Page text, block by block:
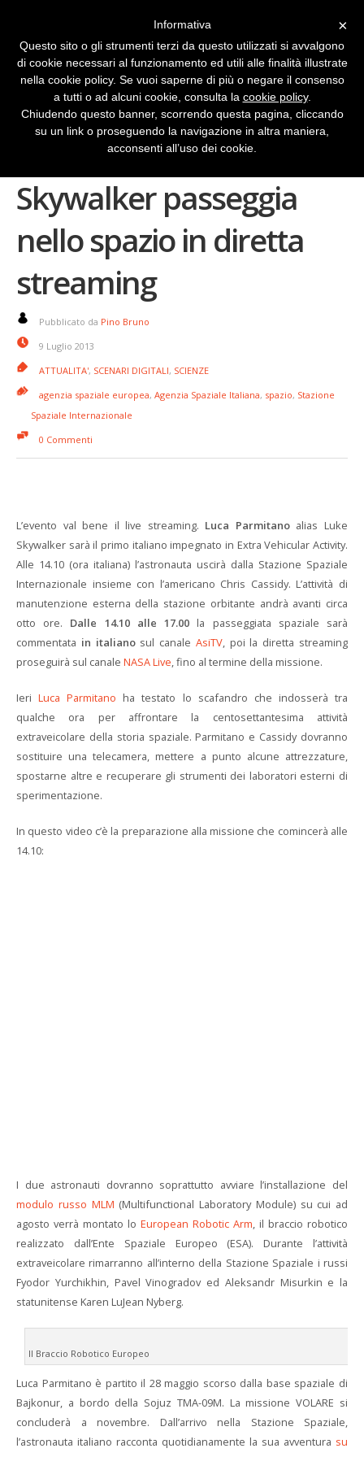
Parmitano Luke
Skywalker passeggia
nello spazio in diretta
streaming
Pubblicato da Pino Bruno
9 Luglio 2013
ATTUALITA', SCENARI DIGITALI, SCIENZE
agenzia spaziale europea, Agenzia Spaziale Italiana, spazio, Stazione
Spaziale Internazionale
0 Commenti
L’evento val bene il live streaming. Luca Parmitanoalias Luke
Skywalker sarà il primo italiano impegnato in Extra Vehicular Activity.
Alle 14.10 (ora italiana) l’astronauta uscirà dalla Stazione Spaziale
Internazionale insieme con l’americano Chris Cassidy. L’attività di
manutenzione esterna della stazione orbitante andrà avanti circa
otto ore. Dalle 14.10 alle 17.00 la passeggiata spaziale sarà
commentata in italianosul canale AsiTV, poi la diretta streaming
proseguirà sul canale NASA Live, fino al termine della missione.
IeriLuca Parmitano ha testato lo scafandro che indosserà tra
qualche ora per affrontare la centosettantesima attività
extraveicolare della storia spaziale. Parmitano e Cassidy dovranno
sostituire una telecamera, mettere a punto alcune attrezzature,
spostarne altre e recuperare gli strumenti dei laboratori esterni di
sperimentazione.
In questo video c’è la preparazione alla missione che comincerà alle
14.10:
I due astronauti dovranno soprattutto avviare l’installazione del
modulo russo MLM (Multifunctional Laboratory Module) su cui ad
agosto verrà montato lo European Robotic Arm, il braccio robotico
realizzato dall’Ente Spaziale Europeo (ESA). Durante l’attività
extraveicolare rimarranno all’interno della Stazione Spaziale i russi
Fyodor Yurchikhin, Pavel Vinogradov ed Aleksandr Misurkin e la
statunitense Karen LuJean Nyberg.
Il Braccio Robotico Europeo
Luca Parmitano è partito il 28 maggio scorso dalla base spaziale di
Bajkonur, a bordo della Sojuz TMA-09M. La missione VOLARE si
concluderà a novembre. Dall’arrivo nella Stazione Spaziale,
l’astronauta italiano racconta quotidianamente la sua avventura su
×
Informativa
Questo sito o gli strumenti terzi da questo utilizzati si avvalgono
di cookie necessari al funzionamento ed utili alle finalità illustrate
nella cookie policy. Se vuoi saperne di più o negare il consenso
a tutti o ad alcuni cookie, consulta la cookie policy.
Chiudendo questo banner, scorrendo questa pagina, cliccando
su un link o proseguendo la navigazione in altra maniera,
acconsenti all’uso dei cookie.